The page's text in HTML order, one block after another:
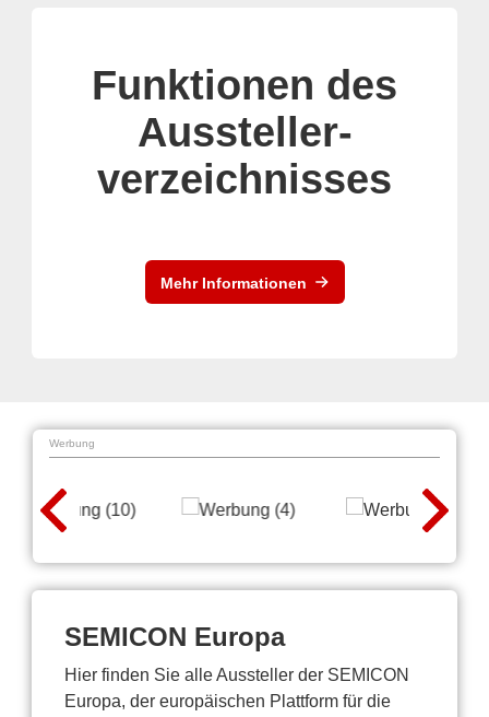
Funktionen des
Aussteller-
verzeichnisses
Mehr Informationen
Werbung
SEMICON Europa
Hier finden Sie alle Aussteller der SEMICON
Europa, der europäischen Plattform für die